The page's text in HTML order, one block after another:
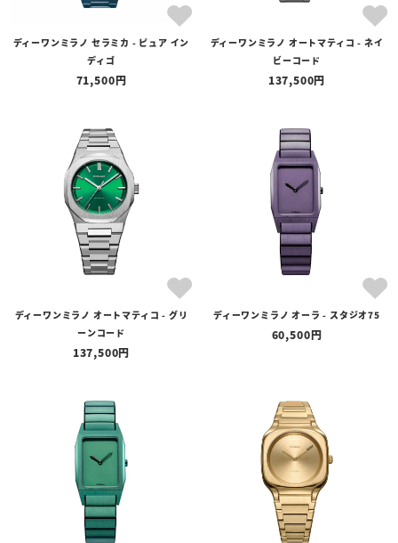
ディーワンミラノ セラミカ - ピュア イン
ディゴ
71,500
ディーワンミラノ オートマティコ - ネイ
ビーコード
137,500
ディーワンミラノ オートマティコ - グリ
ーンコード
137,500
ディーワンミラノ オーラ - スタジオ75
60,500